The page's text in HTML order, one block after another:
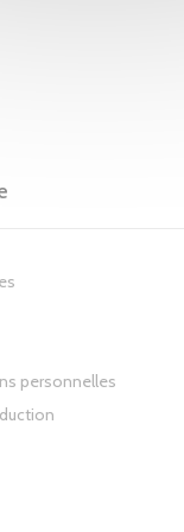
personnelles